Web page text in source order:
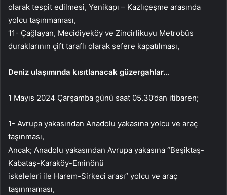
olarak tespit edilmesi, Yenikapı – Kazlıçeşme arasında
yolcu taşınmaması,
11- Çağlayan, Mecidiyeköy ve Zincirlikuyu Metrobüs
duraklarının çift taraflı olarak sefere kapatılması,
Deniz ulaşımında kısıtlanacak güzergahlar…
1 Mayıs 2024 Çarşamba günü saat 05.30’dan itibaren;
1- Avrupa yakasından Anadolu yakasına yolcu ve araç
taşınması,
Ancak; Anadolu yakasından Avrupa yakasına “Beşiktaş-
Kabataş-Karaköy-Eminönü
iskeleleri ile Harem-Sirkeci arası” yolcu ve araç
taşınmaması,